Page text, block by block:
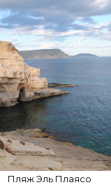
Пляж Эль Плаясо